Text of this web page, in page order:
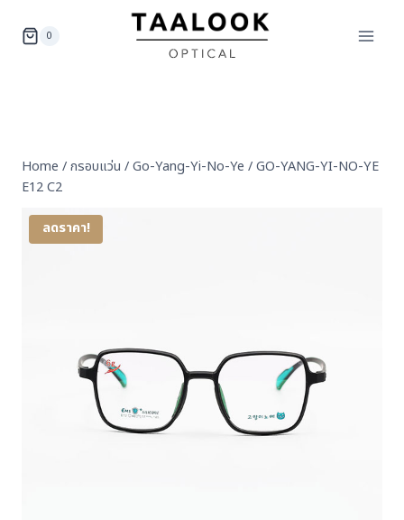
0
Home /กรอบแว่น /Go-Yang-Yi-No-Ye /GO-YANG-YI-NO-YE
E12 C2
ลดราคา!